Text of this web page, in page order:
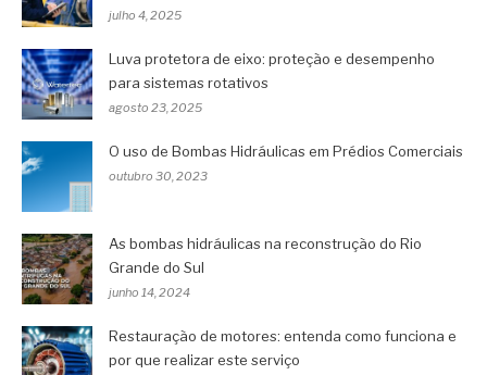
julho 4, 2025
Luva protetora de eixo: proteção e desempenho
para sistemas rotativos
agosto 23, 2025
O uso de Bombas Hidráulicas em Prédios Comerciais
outubro 30, 2023
As bombas hidráulicas na reconstrução do Rio
Grande do Sul
junho 14, 2024
Restauração de motores: entenda como funciona e
por que realizar este serviço